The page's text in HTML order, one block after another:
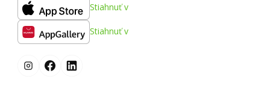
Stiahnuť v
Stiahnuť v